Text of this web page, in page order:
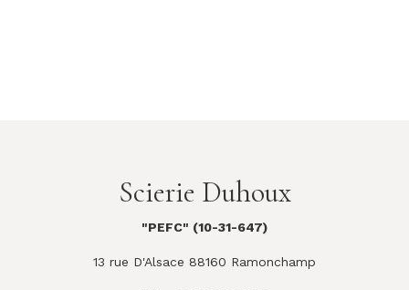
Scierie Duhoux
"PEFC" (10-31-647)
13 rue D'Alsace 88160 Ramonchamp